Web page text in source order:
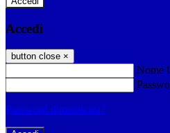
Accedi
button close ×
Nome
Password dimenticata?